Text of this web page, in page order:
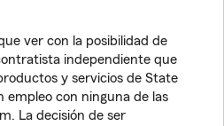
ver con la posibilidad de
independiente que
y servicios de State
empleo con ninguna de las
La decisión de ser